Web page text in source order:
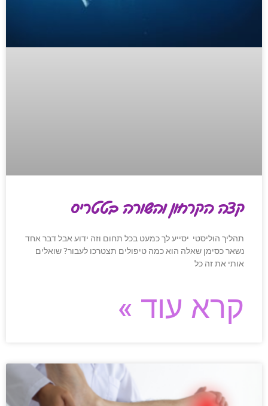
קצה הקרחון והשורה בטטריס
תהליך הוליסטי יסייע לך כמעט בכל תחום וזה ידוע אבל דבר אחד
נשאר כסימן שאלה הוא כמה טיפולים תצטרכו לעבור? שואלים
אותי את זה כל
קרא עוד »